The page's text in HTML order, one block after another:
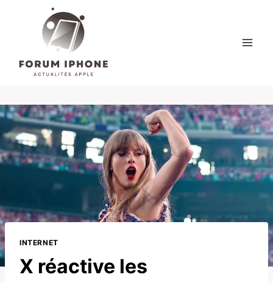
INTERNET
X réactive les